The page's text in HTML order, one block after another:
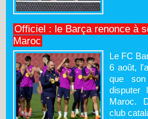
Officiel : le Barça renonce à
Maroc
Le FC
6 août,
que
disputer
Maroc.
club